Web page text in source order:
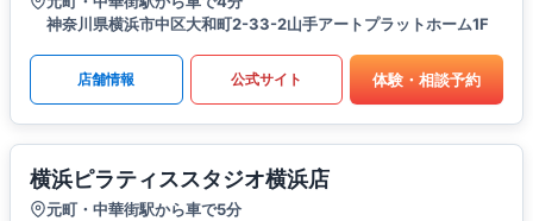
神奈川県横浜市中区大和町2-33-2山手アートプラットホーム1F
店舗情報 公式サイト 体験・相談予約
横浜ピラティススタジオ横浜店
元町・中華街駅から車で5分